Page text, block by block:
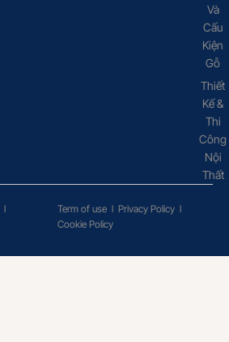
Và
Cấu
Kiện
Gỗ
Thiết
Kế &
Thi
Công
Nội
Thất
l
Term of use l Privacy Policy l
Cookie Policy